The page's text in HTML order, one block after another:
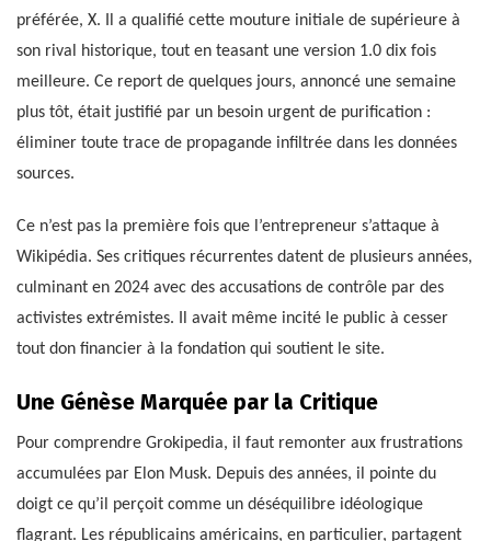
préférée, X. Il a qualifié cette mouture initiale de supérieure à
son rival historique, tout en teasant une version 1.0 dix fois
meilleure. Ce report de quelques jours, annoncé une semaine
plus tôt, était justifié par un besoin urgent de purification :
éliminer toute trace de propagande infiltrée dans les données
sources.
Ce n’est pas la première fois que l’entrepreneur s’attaque à
Wikipédia. Ses critiques récurrentes datent de plusieurs années,
culminant en 2024 avec des accusations de contrôle par des
activistes extrémistes. Il avait même incité le public à cesser
tout don financier à la fondation qui soutient le site.
Une Génèse Marquée par la Critique
Pour comprendre Grokipedia, il faut remonter aux frustrations
accumulées par Elon Musk. Depuis des années, il pointe du
doigt ce qu’il perçoit comme un déséquilibre idéologique
flagrant. Les républicains américains, en particulier, partagent